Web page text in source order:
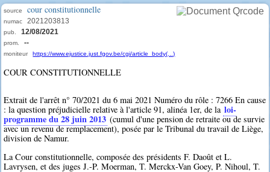
source cour constitutionnelle
numac 2021203813
pub. 12/08/2021
prom. --
moniteur https://www.ejustice.just.fgov.be/cgi/article_body(...)
COUR CONSTITUTIONNELLE
Extrait de l'arrêt n° 70/2021 du 6 mai 2021 Numéro du rôle : 7266 En cause
: la question préjudicielle relative à l'article 91, alinéa 1er, de la loi-
programme du 28 juin 2013 (cumul d'une pension de retraite ou de survie
avec un revenu de remplacement), posée par le Tribunal du travail de Liège,
division de Namur.
La Cour constitutionnelle, composée des présidents F. Daoût et L.
Lavrysen, et des juges J.-P. Moerman, T. Merckx-Van Goey, P. Nihoul, T.